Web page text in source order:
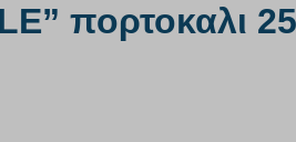
πορτοκαλι